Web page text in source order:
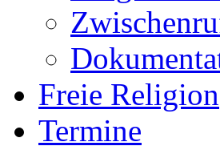
Freie Religion
Termine